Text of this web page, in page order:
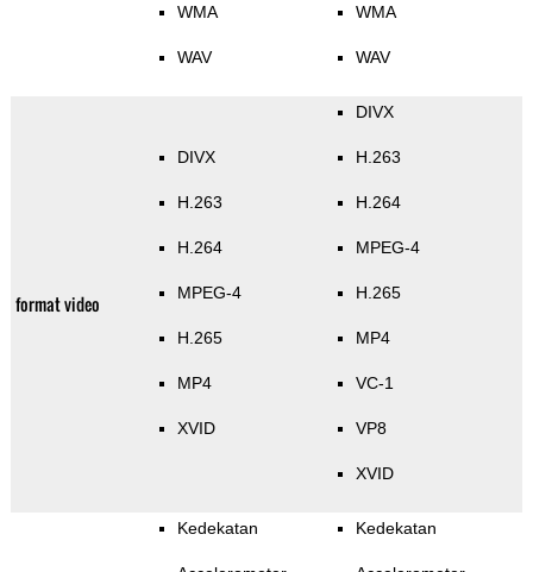
WMA
WAV
WMA
WAV
format video
DIVX
H.263
H.264
MPEG-4
H.265
MP4
XVID
DIVX
H.263
H.264
MPEG-4
H.265
MP4
VC-1
VP8
XVID
Kedekatan Kedekatan